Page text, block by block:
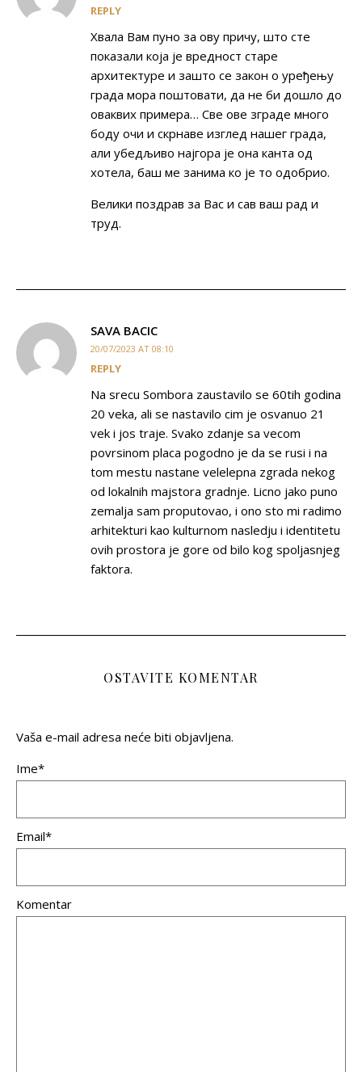
REPLY
Хвала Вам пуно за ову причу, што сте
показали која је вредност старе
архитектуре и зашто се закон о уређењу
града мора поштовати, да не би дошло до
оваквих примера… Све ове зграде много
боду очи и скрнаве изглед нашег града,
али убедљиво најгора је она канта од
хотела, баш ме занима ко је то одобрио.
Велики поздрав за Вас и сав ваш рад и
труд.
SAVA BACIC
20/07/2023 AT 08:10
REPLY
Na srecu Sombora zaustavilo se 60tih godina
20 veka, ali se nastavilo cim je osvanuo 21
vek i jos traje. Svako zdanje sa vecom
povrsinom placa pogodno je da se rusi i na
tom mestu nastane velelepna zgrada nekog
od lokalnih majstora gradnje. Licno jako puno
zemalja sam proputovao, i ono sto mi radimo
arhitekturi kao kulturnom nasledju i identitetu
ovih prostora je gore od bilo kog spoljasnjeg
faktora.
OSTAVITE KOMENTAR
Vaša e-mail adresa neće biti objavljena.
Ime*
Email*
Komentar